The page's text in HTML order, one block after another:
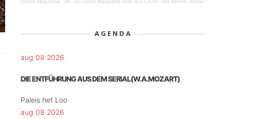
Opera Magazine · Afl. 23 Opera Magazine over aus LICHT met Renee Jonker
AGENDA
aug 08 2026
DIE ENTFÜHRUNG AUS DEM SERIAL(W.A.MOZART)
Paleis het Loo
aug 08 2026